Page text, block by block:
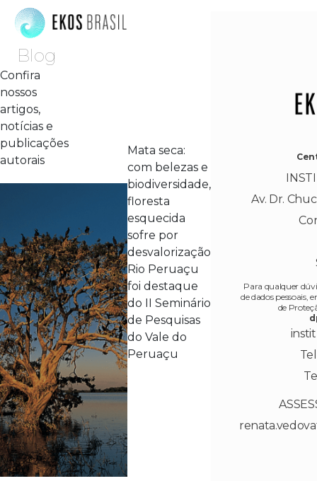
Blog
Confira
nossos
artigos,
notícias e
publicações
autorais
Mata seca:
com belezas e
biodiversidade,
floresta
esquecida
sofre por
desvalorização
Rio Peruaçu
foi destaque
do II Seminário
de Pesquisas
do Vale do
Peruaçu
Av. Dr.
Para qualquer
de dados pessoais,
de